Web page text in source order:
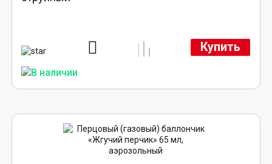
Купить